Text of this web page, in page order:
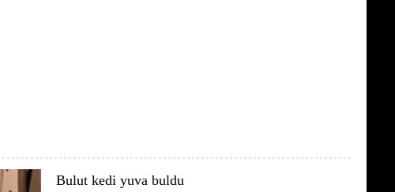
Bulut kedi yuva buldu